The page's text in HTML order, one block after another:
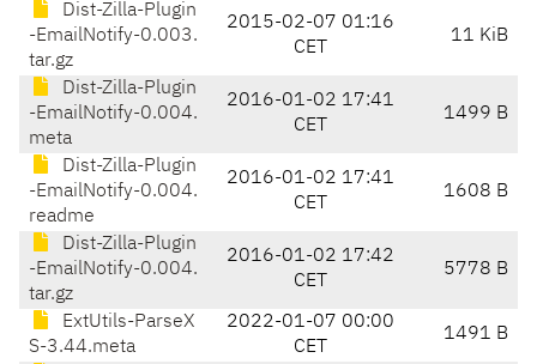
Dist-Zilla-Plugin
-EmailNotify-0.003.
tar.gz
2015-02-07 01:16
CET
11 KiB
Dist-Zilla-Plugin
-EmailNotify-0.004.
meta
2016-01-02 17:41
CET
1499 B
Dist-Zilla-Plugin
-EmailNotify-0.004.
readme
2016-01-02 17:41
CET
1608 B
Dist-Zilla-Plugin
-EmailNotify-0.004.
tar.gz
2016-01-02 17:42
CET
5778 B
ExtUtils-ParseX
S-3.44.meta
2022-01-07 00:00
CET
1491 B